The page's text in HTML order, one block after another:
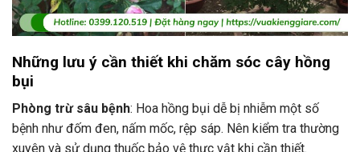
Những lưu ý cần thiết khi chăm sóc cây hồng
bụi
Phòng trừ sâu bệnh: Hoa hồng bụi dễ bị nhiễm một số
bệnh như đốm đen, nấm mốc, rệp sáp. Nên kiểm tra thường
xuyên và sử dụng thuốc bảo vệ thực vật khi cần thiết.